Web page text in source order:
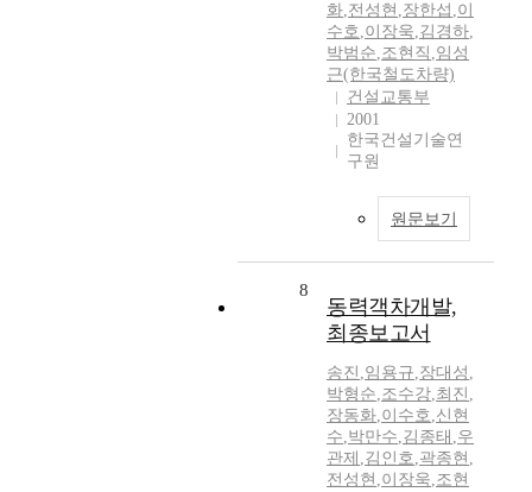
화,전성현 ,장한섭 ,이
수호,이장욱,김경하,
박범순,조현직 ,임성
근(한국철도차량)
건설교통부
2001
한국건설기술연
구원
원문보기
8
동력객차개발,
최종보고서
송진 ,임용규,장대성 ,
박형순,조수강,최진 ,
장동화,이수호,신현
수,박만수,김종태 ,우
관제 ,김인호,곽종현 ,
전성현 ,이장욱,조현